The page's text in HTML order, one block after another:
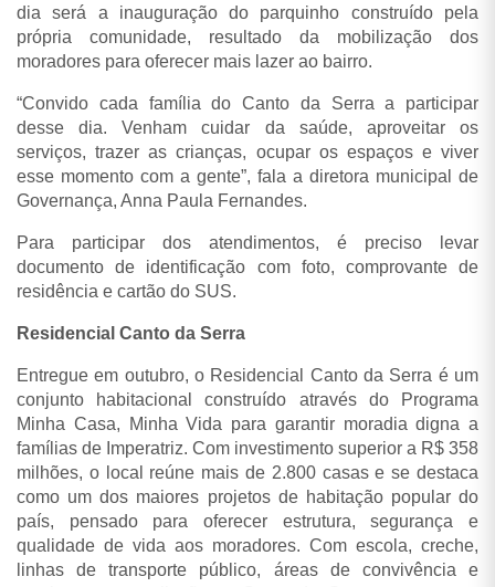
dia será a inauguração do parquinho construído pela
própria comunidade, resultado da mobilização dos
moradores para oferecer mais lazer ao bairro.
“Convido cada família do Canto da Serra a participar
desse dia. Venham cuidar da saúde, aproveitar os
serviços, trazer as crianças, ocupar os espaços e viver
esse momento com a gente”, fala a diretora municipal de
Governança, Anna Paula Fernandes.
Para participar dos atendimentos, é preciso levar
documento de identificação com foto, comprovante de
residência e cartão do SUS.
Residencial Canto da Serra
Entregue em outubro, o Residencial Canto da Serra é um
conjunto habitacional construído através do Programa
Minha Casa, Minha Vida para garantir moradia digna a
famílias de Imperatriz. Com investimento superior a R$ 358
milhões, o local reúne mais de 2.800 casas e se destaca
como um dos maiores projetos de habitação popular do
país, pensado para oferecer estrutura, segurança e
qualidade de vida aos moradores. Com escola, creche,
linhas de transporte público, áreas de convivência e